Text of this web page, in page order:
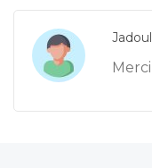
Jadoul
Merci